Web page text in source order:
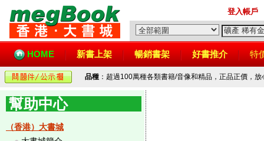
登入帳戶
HOME 新書上架 暢銷書架 好書推介 特
品種 ：超過100萬種各類書籍/音像和精品，正品正價，
幫助中心
（香港）大書城